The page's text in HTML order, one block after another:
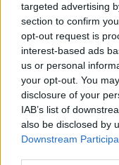
targeted advertising
section to confirm
opt-out request is
interest-based ads
us or personal
your opt-out. You
disclosure of your
IAB’s list of
also be disclosed by
Downstream